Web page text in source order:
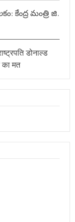
కేంద్ర మంత్రి జి.
डोनाल्ड
का मत